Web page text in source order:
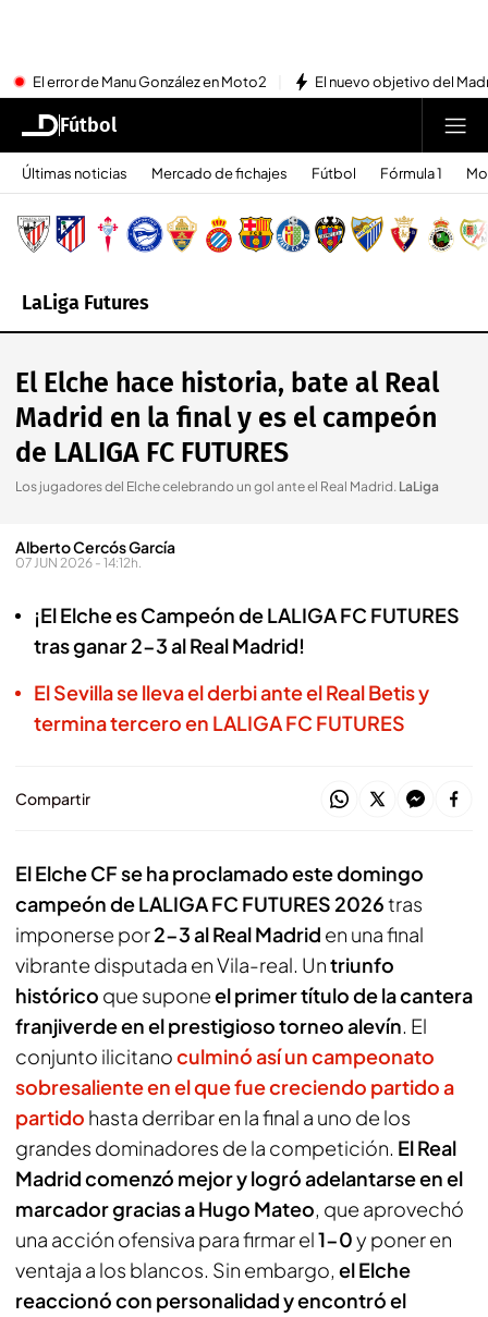
El error de Manu González en Moto2 El nuevo objetivo del
Fútbol
Últimas noticias Mercado de fichajes Fútbol Fórmula 1
LaLiga Futures
El Elche hace historia, bate al Real
Madrid en la final y es el campeón
de LALIGA FC FUTURES
Los jugadores del Elche celebrando un gol ante el Real Madrid. LaLiga
Alberto Cercós García
07 JUN 2026 - 14:12h.
¡El Elche es Campeón de LALIGA FC FUTURES
tras ganar 2-3 al Real Madrid!
El Sevilla se lleva el derbi ante el Real Betis y
termina tercero en LALIGA FC FUTURES
Compartir
El Elche CF se ha proclamado este domingo
campeón de LALIGA FC FUTURES 2026tras
imponerse por2-3 al Real Madrid en una final
vibrante disputada en Vila-real. Untriunfo
histórico que suponeel primer título de la cantera
franjiverde en el prestigioso torneo alevín. El
conjunto ilicitanoculminó así un campeonato
sobresaliente en el que fue creciendo partido a
partido hasta derribar en la final a uno de los
grandes dominadores de la competición. El Real
Madrid comenzó mejor y logró adelantarse en el
marcador gracias a Hugo Mateo, que aprovechó
una acción ofensiva para firmar el1-0y poner en
ventaja a los blancos. Sin embargo, el Elche
reaccionó con personalidad y encontró el